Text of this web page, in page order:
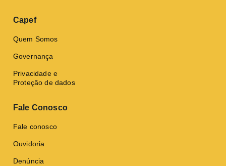
Capef
Quem Somos
Governança
Privacidade e
Proteção de dados
Fale Conosco
Fale conosco
Ouvidoria
Denúncia